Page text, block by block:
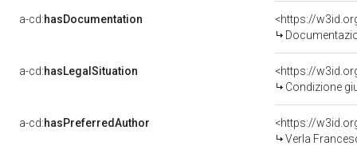
a-cd:hasDocumentation
a-cd:hasLegalSituation
Condizione
a-cd:hasPreferredAuthor
<https://
Verla